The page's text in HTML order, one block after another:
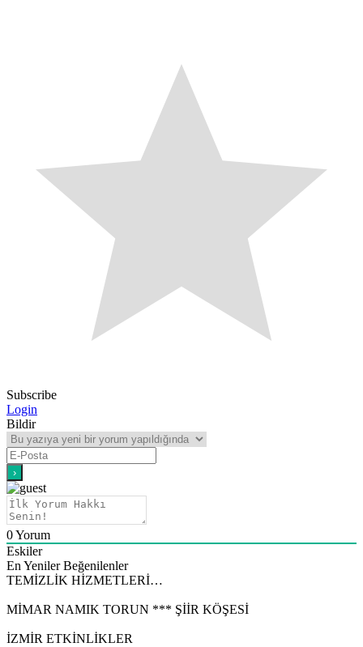
Subscribe
Login
Bildir
0Yorum
Eskiler
En Yeniler Beğenilenler
TEMİZLİK HİZMETLERİ…
MİMAR NAMIK TORUN *** ŞİİR KÖŞESİ
İZMİR ETKİNLİKLER